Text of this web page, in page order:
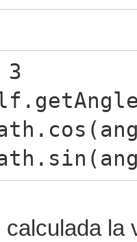
3
calculada